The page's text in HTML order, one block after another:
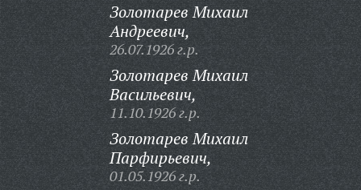
Золотарев Михаил
Андреевич,
26.07.1926 г.р.
Золотарев Михаил
Васильевич,
11.10.1926 г.р.
Золотарев Михаил
Парфирьевич,
01.05.1926 г.р.